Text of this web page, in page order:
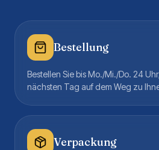
Bestellung
Bestellen Sie bis Mo./Mi./Do. 24
nächsten Tag auf dem Weg zu
Verpackung